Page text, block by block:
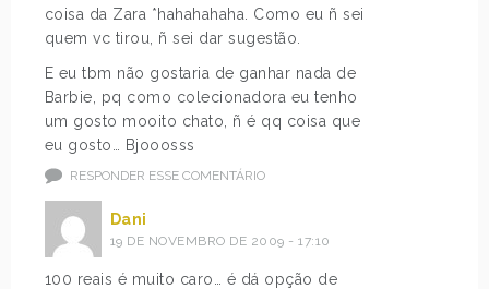
coisa da Zara *hahahahaha. Como eu ñ sei
quem vc tirou, ñ sei dar sugestão.
E eu tbm não gostaria de ganhar nada de
Barbie, pq como colecionadora eu tenho
um gosto mooito chato, ñ é qq coisa que
eu gosto… Bjooosss
RESPONDER ESSE COMENTÁRIO
Dani
19 DE NOVEMBRO DE 2009 - 17:10
100 reais é muito caro… é dá opção de